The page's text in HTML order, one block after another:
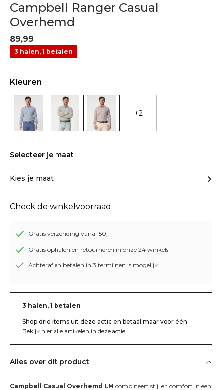
Campbell Ranger Casual
Overhemd
89,99
3 halen, 1 betalen
Kleuren
+2
Selecteer je maat
Kies je maat
Check de winkelvoorraad
Gratis verzending vanaf 50,-
Gratis ophalen en retourneren in onze 24 winkels
Achteraf en betalen in 3 termijnen is mogelijk
3 halen, 1 betalen
Shop drie items uit deze actie en betaal maar voor één
Bekijk hier alle artikelen in deze actie.
Alles over dit product
Campbell Casual Overhemd LM combineert stijl en comfort in een